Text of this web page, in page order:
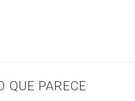
QUE PARECE